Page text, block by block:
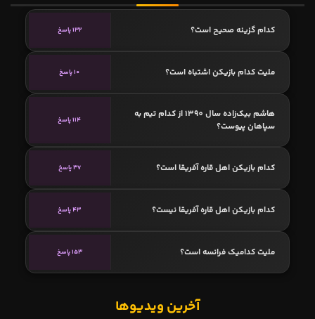
کدام گزینه صحیح است؟ 132 پاسخ
ملیت کدام بازیکن اشتباه است؟ 10 پاسخ
هاشم بیک‌زاده سال 1390 از کدام تیم به
سپاهان پیوست؟
114 پاسخ
کدام بازیکن اهل قاره آفریقا است؟ 37 پاسخ
کدام بازیکن اهل قاره آفریقا نیست؟ 43 پاسخ
ملیت کدامیک فرانسه است؟ 153 پاسخ
آخرین ویدیوها